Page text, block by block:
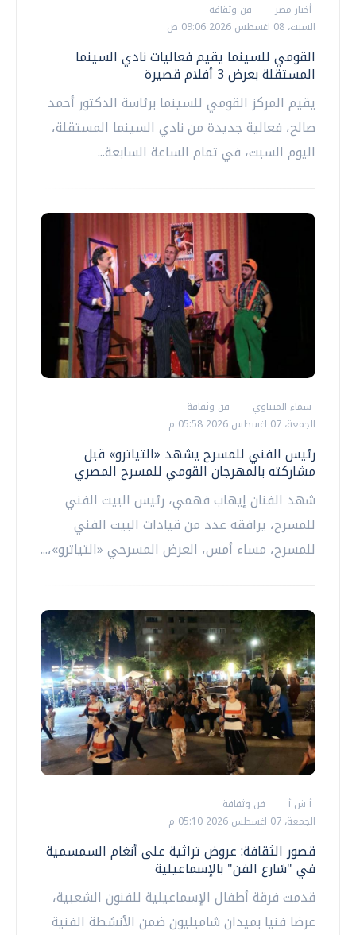
أخبار مصر
فن وثقافة
السبت، 08 اغسطس 2026 09:06 ص
القومي للسينما يقيم فعاليات نادي السينما
المستقلة بعرض 3 أفلام قصيرة
يقيم المركز القومي للسينما برئاسة الدكتور أحمد
صالح، فعالية جديدة من نادي السينما المستقلة،
اليوم السبت، في تمام الساعة السابعة...
سماء المنياوي
فن وثقافة
الجمعة، 07 اغسطس 2026 05:58 م
رئيس الفني للمسرح يشهد «التياترو» قبل
مشاركته بالمهرجان القومي للمسرح المصري
شهد الفنان إيهاب فهمي، رئيس البيت الفني
للمسرح، يرافقه عدد من قيادات البيت الفني
للمسرح، مساء أمس، العرض المسرحي «التياترو»،...
أ ش أ
فن وثقافة
الجمعة، 07 اغسطس 2026 05:10 م
قصور الثقافة: عروض تراثية على أنغام السمسمية
في "شارع الفن" بالإسماعيلية
قدمت فرقة أطفال الإسماعيلية للفنون الشعبية،
عرضا فنيا بميدان شامبليون ضمن الأنشطة الفنية